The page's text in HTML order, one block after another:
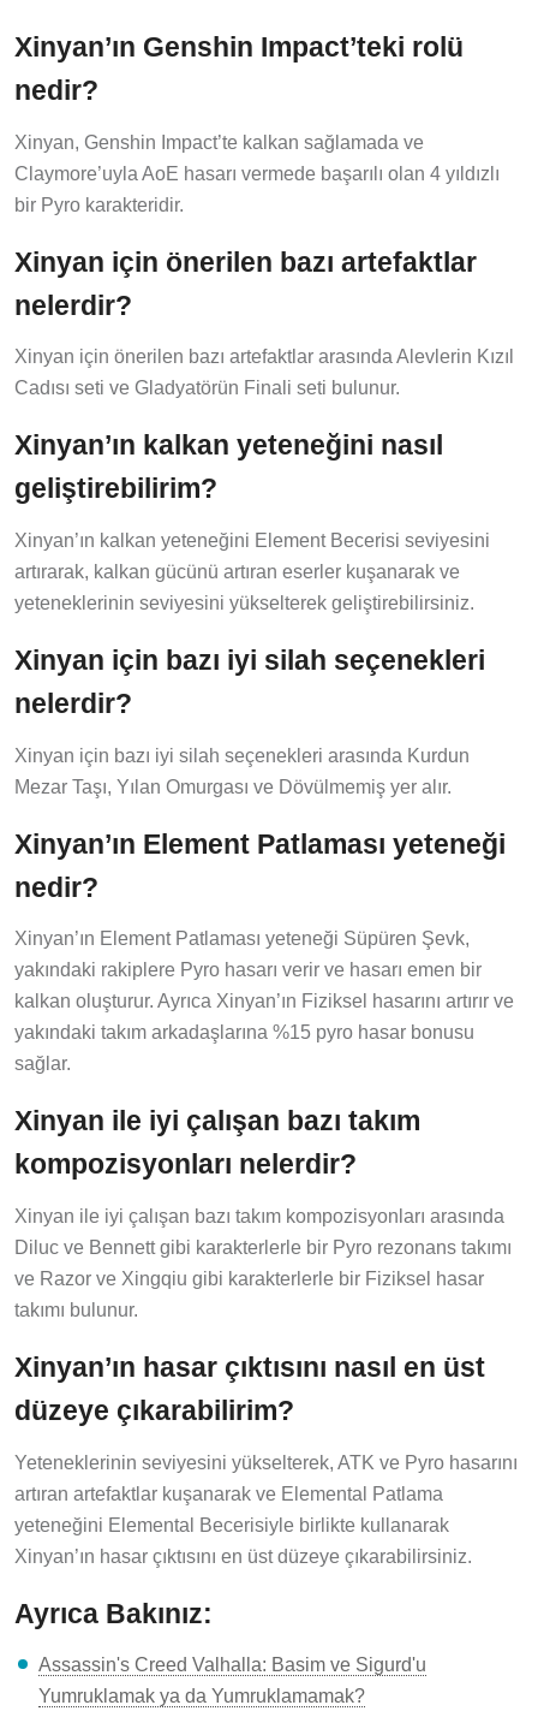
Xinyan’ın Genshin Impact’teki rolü
nedir?
Xinyan, Genshin Impact’te kalkan sağlamada ve
Claymore’uyla AoE hasarı vermede başarılı olan 4 yıldızlı
bir Pyro karakteridir.
Xinyan için önerilen bazı artefaktlar
nelerdir?
Xinyan için önerilen bazı artefaktlar arasında Alevlerin Kızıl
Cadısı seti ve Gladyatörün Finali seti bulunur.
Xinyan’ın kalkan yeteneğini nasıl
geliştirebilirim?
Xinyan’ın kalkan yeteneğini Element Becerisi seviyesini
artırarak, kalkan gücünü artıran eserler kuşanarak ve
yeteneklerinin seviyesini yükselterek geliştirebilirsiniz.
Xinyan için bazı iyi silah seçenekleri
nelerdir?
Xinyan için bazı iyi silah seçenekleri arasında Kurdun
Mezar Taşı, Yılan Omurgası ve Dövülmemiş yer alır.
Xinyan’ın Element Patlaması yeteneği
nedir?
Xinyan’ın Element Patlaması yeteneği Süpüren Şevk,
yakındaki rakiplere Pyro hasarı verir ve hasarı emen bir
kalkan oluşturur. Ayrıca Xinyan’ın Fiziksel hasarını artırır ve
yakındaki takım arkadaşlarına %15 pyro hasar bonusu
sağlar.
Xinyan ile iyi çalışan bazı takım
kompozisyonları nelerdir?
Xinyan ile iyi çalışan bazı takım kompozisyonları arasında
Diluc ve Bennett gibi karakterlerle bir Pyro rezonans takımı
ve Razor ve Xingqiu gibi karakterlerle bir Fiziksel hasar
takımı bulunur.
Xinyan’ın hasar çıktısını nasıl en üst
düzeye çıkarabilirim?
Yeteneklerinin seviyesini yükselterek, ATK ve Pyro hasarını
artıran artefaktlar kuşanarak ve Elemental Patlama
yeteneğini Elemental Becerisiyle birlikte kullanarak
Xinyan’ın hasar çıktısını en üst düzeye çıkarabilirsiniz.
Ayrıca Bakınız:
Assassin's Creed Valhalla: Basim ve Sigurd'u
Yumruklamak ya da Yumruklamamak?